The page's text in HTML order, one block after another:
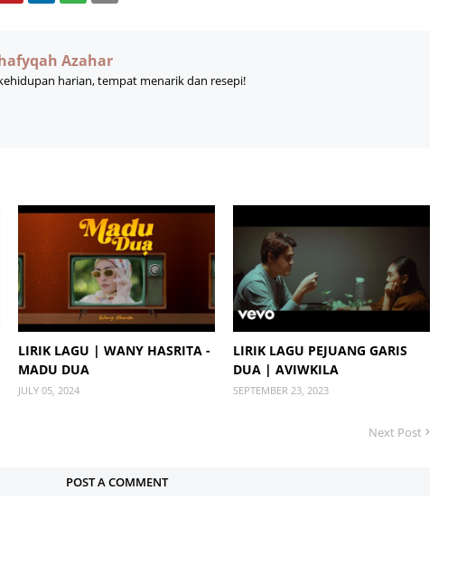
Azahar
harian, tempat menarik dan resepi!
LIRIK LAGU | WANY HASRITA -
MADU DUA
JULY 05, 2024
LIRIK LAGU PEJUANG GARIS
DUA | AVIWKILA
SEPTEMBER 23, 2023
Next Post
POST A COMMENT